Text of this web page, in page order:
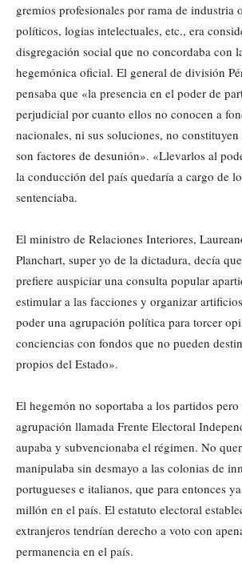
gremios profesionales por rama de industria
políticos, logias intelectuales, etc., era
disgregación social que no concordaba con
hegemónica oficial. El general de división
pensaba que «la presencia en el poder de
perjudicial por cuanto ellos no conocen a
nacionales, ni sus soluciones, no
son factores de desunión». «Llevarlos al
la conducción del país quedaría a cargo de
sentenciaba.
El ministro de Relaciones Interiores,
Planchart, super yo de la dictadura, decía
prefiere auspiciar una consulta popular
estimular a las facciones y organizar
poder una agrupación política para torcer
conciencias con fondos que no pueden
propios del Estado».
El hegemón no soportaba a los partidos
agrupación llamada Frente Electoral
aupaba y subvencionaba el régimen. No
manipulaba sin desmayo a las colonias de
portugueses e italianos, que para entonces
millón en el país. El estatuto electoral
extranjeros tendrían derecho a voto con
permanencia en el país.